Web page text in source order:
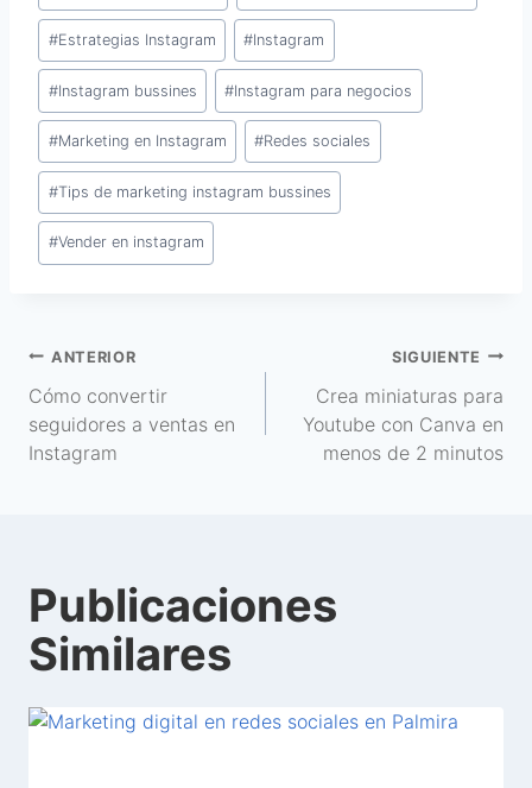
#Estrategias Instagram #Instagram
#Instagram bussines #Instagram para negocios
#Marketing en Instagram #Redes sociales
#Tips de marketing instagram bussines
#Vender en instagram
ANTERIOR
Cómo convertir
seguidores a ventas en
Instagram
SIGUIENTE
Crea miniaturas para
Youtube con Canva en
menos de 2 minutos
Publicaciones
Similares